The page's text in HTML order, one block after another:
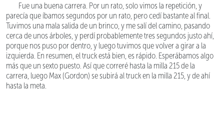
Fue una buena carrera. Por un rato, solo vimos la repetición, y
parecía que íbamos segundos por un rato, pero cedí bastante al final.
Tuvimos una mala salida de un brinco, y me salí del camino, pasando
cerca de unos árboles, y perdí probablemente tres segundos justo ahí,
porque nos puso por dentro, y luego tuvimos que volver a girar a la
izquierda. En resumen, el truck está bien, es rápido. Esperábamos algo
más que un sexto puesto. Así que correré hasta la milla 215 de la
carrera, luego Max (Gordon) se subirá al truck en la milla 215, y de ahí
hasta la meta.